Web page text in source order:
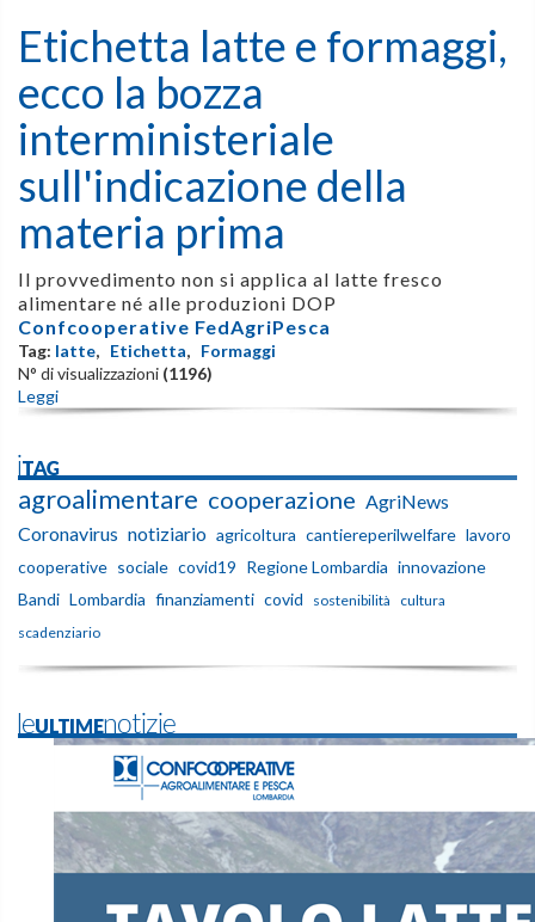
Etichetta latte e formaggi,
ecco la bozza
interministeriale
sull'indicazione della
materia prima
Il provvedimento non si applica al latte fresco
alimentare né alle produzioni DOP
Confcooperative FedAgriPesca
Tag: latte, Etichetta, Formaggi
N° di visualizzazioni (1196)
Leggi
iTAG
agroalimentare cooperazione AgriNews
Coronavirus notiziario agricoltura cantiereperilwelfare lavoro
cooperative sociale covid19 Regione Lombardia innovazione
Bandi Lombardia finanziamenti covid sostenibilità
cultura
scadenziario
leULTIMEnotizie